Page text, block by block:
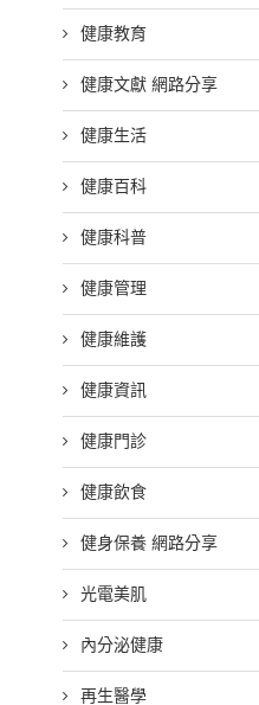
健康教育
健康文獻 網路分享
健康生活
健康百科
健康科普
健康管理
健康維護
健康資訊
健康門診
健康飲食
健身保養 網路分享
光電美肌
內分泌健康
再生醫學